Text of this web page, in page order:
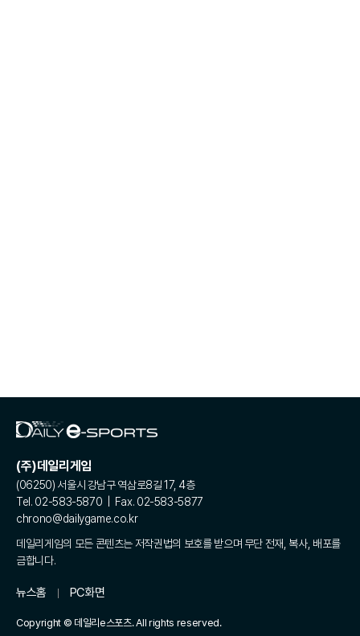
(주)데일리게임
(06250) 서울시 강남구 역삼로8길 17, 4층
Tel. 02-583-5870 | Fax. 02-583-5877
chrono@dailygame.co.kr
데일리게임의 모든 콘텐츠는 저작권법의 보호를 받으며 무단 전재, 복사, 배포를
금합니다.
뉴스홈 PC화면
Copyright © 데일리e스포츠. All rights reserved.